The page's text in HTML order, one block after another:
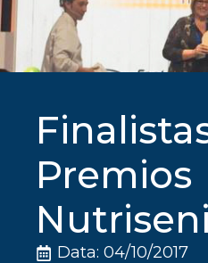
Premios
Data: 04/10/2017